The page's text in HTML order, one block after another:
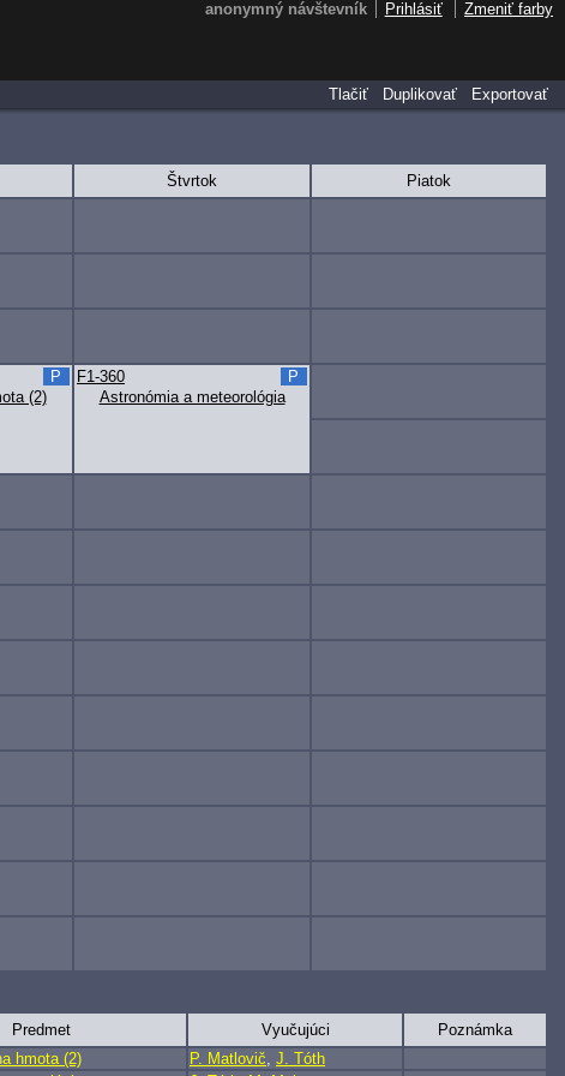
Štvrtok
Piatok
(2)
P
Astronómia a meteorológia
F1-360 P
Predmet Vyučujúci
Poznámka
hmota (2) P. Matlovič, J. Tóth
Tlačiť
Duplikovať Exportovať
anonymný návštevník Prihlásiť Zmeniť farby